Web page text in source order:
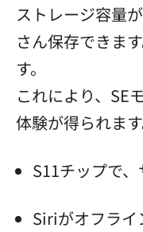
ストレージ容量
さん保存できま
す。
これにより、SE
体験が得られます
S11チップで、
Siriがオフライ